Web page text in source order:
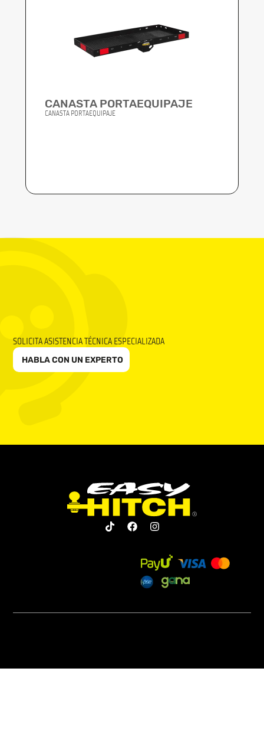
CANASTA PORTAEQUIPAJE
CANASTA PORTAEQUIPAJE
SOLICITA ASISTENCIA TÉCNICA ESPECIALIZADA
HABLA CON UN EXPERTO